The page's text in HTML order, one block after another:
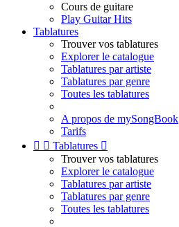
Cours de guitare
Play Guitar Hits
Tablatures
Trouver vos tablatures
Explorer le catalogue
Tablatures par artiste
Tablatures par genre
Toutes les tablatures
A propos de mySongBook
Tarifs
  Tablatures 
Trouver vos tablatures
Explorer le catalogue
Tablatures par artiste
Tablatures par genre
Toutes les tablatures